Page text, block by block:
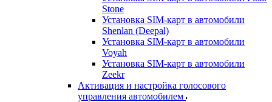
Stone
Установка SIM-карт в автомобили
Shenlan (Deepal)
Установка SIM-карт в автомобили
Voyah
Установка SIM-карт в автомобили
Zeekr
Активация и настройка голосового
управления автомобилем